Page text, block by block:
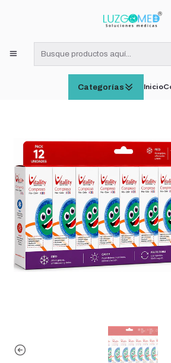
Categorías Inicio
¡RECIBE HOY! COMPRAS DE LUNES A
Inicio
INSUMOS
Compresa Redonda Kids 10 cm